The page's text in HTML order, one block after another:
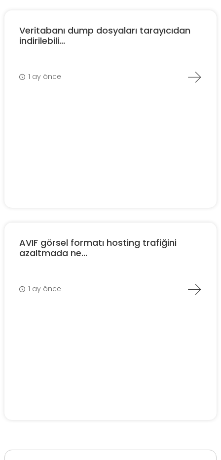
Veritabanı dump dosyaları tarayıcıdan
indirilebili...
1 ay önce
AVIF görsel formatı hosting trafiğini
azaltmada ne...
1 ay önce